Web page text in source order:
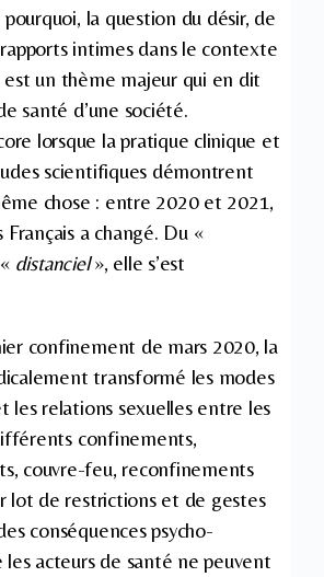
pourquoi, la question du désir, de
intimes dans le contexte
un thème majeur qui en dit
santé d’une société.
lorsque la pratique clinique et
scientifiques démontrent
chose : entre 2020 et 2021,
Français a changé. Du «
distanciel», elle s’est
confinement de mars 2020, la
transformé les modes
les relations sexuelles entre les
confinements,
couvre-feu, reconfinements
lot de restrictions et de gestes
conséquences psycho-
les acteurs de santé ne peuvent